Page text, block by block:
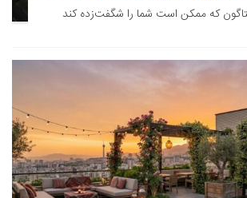
که ممکن است شما را شگفت‌زده کند